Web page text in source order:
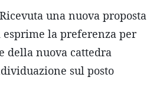
una nuova proposta
esprime la preferenza per
della nuova cattedra
sul posto